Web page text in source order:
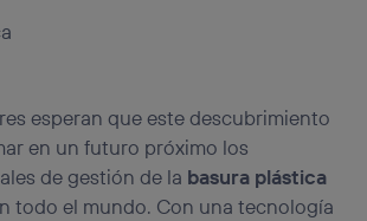
esperan que este descubrimiento
en un futuro próximo los
de gestión de la basura plástica
todo el mundo. Con una tecnología